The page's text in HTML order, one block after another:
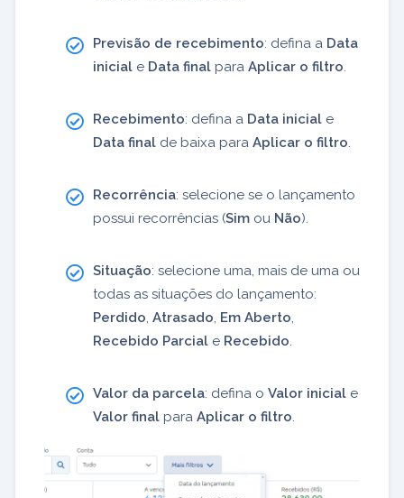
Previsão de recebimento: defina a Data
inicial e Data final para Aplicar o filtro
Recebimento: defina a Data inicial e
Data final de baixa para Aplicar o filtro
Recorrência: selecione se o lançamento
possui recorrências (Sim ou Não).
Situação: selecione uma, mais de uma ou
todas as situações do lançamento:
Perdido Atrasado Em Aberto
Recebido Parcial e Recebido
Valor da parcela: defina o Valor inicial e
Valor final para Aplicar o filtro